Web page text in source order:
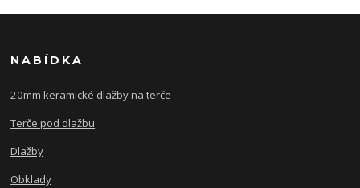
NABÍDKA
20mm keramické dlažby na terče
Terče pod dlažbu
Dlažby
Obklady